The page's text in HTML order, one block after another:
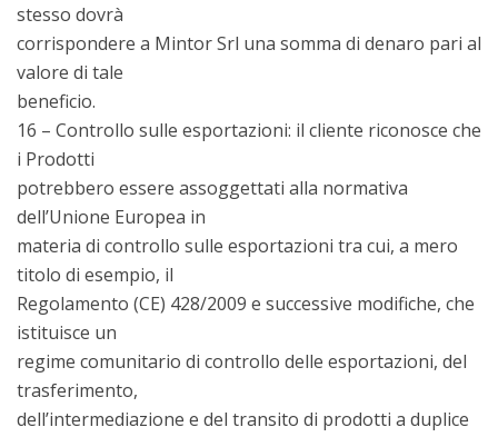
stesso dovrà
corrispondere a Mintor Srl una somma di denaro pari al
valore di tale
beneficio.
16 – Controllo sulle esportazioni: il cliente riconosce che
i Prodotti
potrebbero essere assoggettati alla normativa
dell’Unione Europea in
materia di controllo sulle esportazioni tra cui, a mero
titolo di esempio, il
Regolamento (CE) 428/2009 e successive modifiche, che
istituisce un
regime comunitario di controllo delle esportazioni, del
trasferimento,
dell’intermediazione e del transito di prodotti a duplice